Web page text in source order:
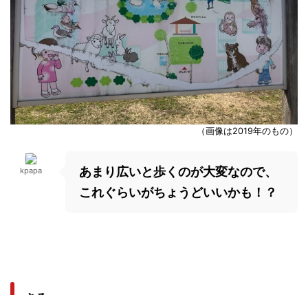
（画像は2019年のもの）
kpapa
あまり広いと歩くのが大変なので、
これぐらいがちょうどいいかも！？